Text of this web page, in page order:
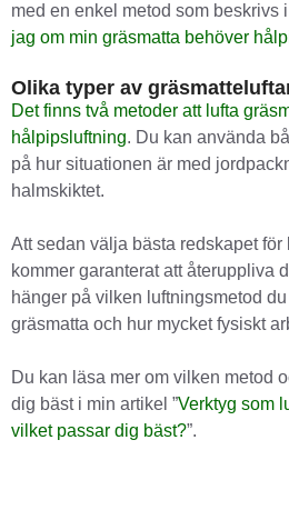
med en enkel metod som beskrivs
jag om min gräsmatta behöver
Olika typer av
Det finns två metoder att lufta
hålpipsluftning. Du kan använda
på hur situationen är med
halmskiktet.
Att sedan välja bästa redskapet för
kommer garanterat att återuppliva
hänger på vilken luftningsmetod
gräsmatta och hur mycket fysiskt
Du kan läsa mer om vilken metod
dig bäst i min artikel ”Verktyg som
vilket passar dig bäst?”.